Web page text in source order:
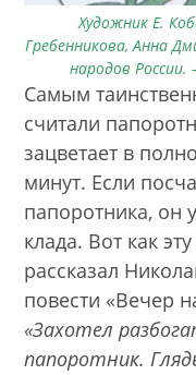
Художник Е.
Гребенникова, Анна
народов
Самым
считали
зацветает в
минут. Если
папоротника, он
клада. Вот как
рассказал
повести «Вечер
«Захотел
папоротник.